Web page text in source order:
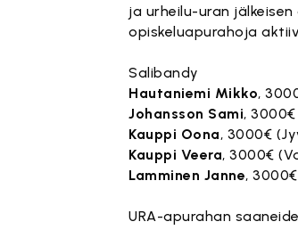
ja urheilu-uran
opiskeluapurahoja
Salibandy
Hautaniemi Mikko,
Johansson Sami,
Kauppi Oona, 3000€
Kauppi Veera, 3000€
Lamminen Janne,
URA-apurahan